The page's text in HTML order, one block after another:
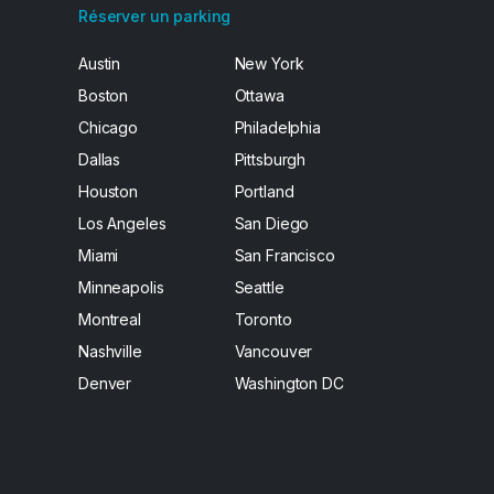
Réserver un parking
Austin
Boston
Chicago
Dallas
Houston
Los Angeles
Miami
Minneapolis
Montreal
Nashville
Denver
New York
Ottawa
Philadelphia
Pittsburgh
Portland
San Diego
San Francisco
Seattle
Toronto
Vancouver
Washington DC